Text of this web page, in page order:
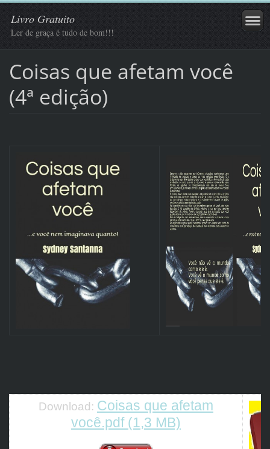
Livro Gratuito
Ler de graça é tudo de bom!!!
Coisas que afetam você
(4ª edição)
Download: Coisas que afetam
você.pdf (1,3 MB)